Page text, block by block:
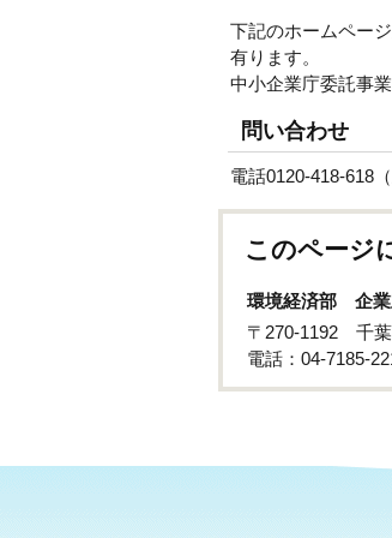
下記のホームペー
有ります。
中小企業庁委託事業
問い合わせ
電話0120-418-618
このページ
環境経済部 企業
〒270-1192 千葉
電話：04-7185-